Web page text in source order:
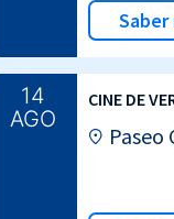
Saber
14
AGO
CINE DE
Paseo